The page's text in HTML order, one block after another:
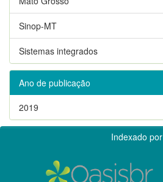
Sinop-MT
Sistemas integrados
Ano de publicação
2019
Indexado por